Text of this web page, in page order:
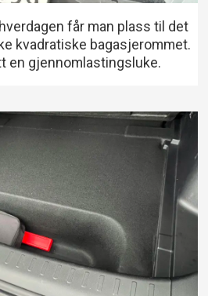
får man plass til det
kvadratiske bagasjerommet.
en gjennomlastingsluke.